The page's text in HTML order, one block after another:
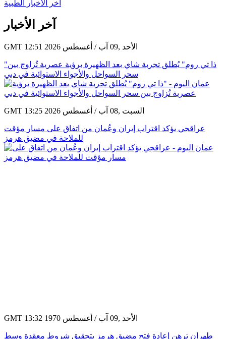
آخر الأخبار الطبية
آخر الأخبار
GMT 12:51 2026 الأحد ,09 آب / أغسطس
"ذا تي روم" يُطلق تجربة شاي بعد الظهيرة برؤية عصرية تُزاوج بين
سحر السواحل والأجواء الاستوائية في دبي
GMT 13:25 2026 السبت ,08 آب / أغسطس
عراقجي يؤكد اقتراب إيران وعُمان من اتفاق على مسار مؤقت
للملاحة في مضيق هرمز
GMT 13:32 1970 الأحد ,09 آب / أغسطس
طهران ترهن إعادة فتح مضيق هرمز بتحقيق شروط معقدة وسط